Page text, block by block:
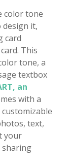
color tone
it,
card
This
tone, a
textbox
an
with a
text,
your